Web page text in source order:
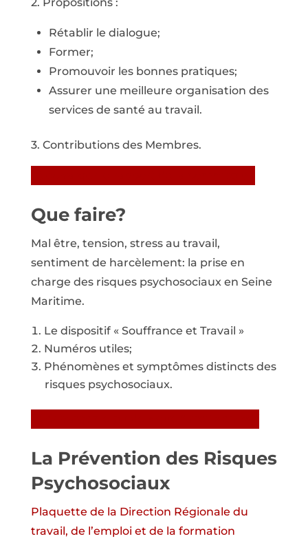
Rétablir le dialogue;
Former;
Promouvoir les bonnes pratiques;
Assurer une meilleure organisation des
services de santé au travail.
3. Contributions des Membres.
Que faire?
Mal être, tension, stress au travail,
sentiment de harcèlement: la prise en
charge des risques psychosociaux en Seine
Maritime.
Le dispositif « Souffrance et Travail »
Numéros utiles;
Phénomènes et symptômes distincts des
risques psychosociaux.
La Prévention des Risques
Psychosociaux
Plaquette de la Direction Régionale du
travail, de l’emploi et de la formation